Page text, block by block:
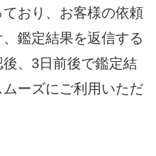
おり、お客様の依頼
鑑定結果を返信する
、3日前後で鑑定結
ーズにご利用いただ